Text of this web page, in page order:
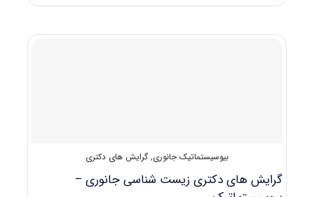
زیست
بیوسیستماتیک جانوری, گرایش های دکتری
گرایش های دکتری زیست شناسی ﺟﺎﻧﻮری –